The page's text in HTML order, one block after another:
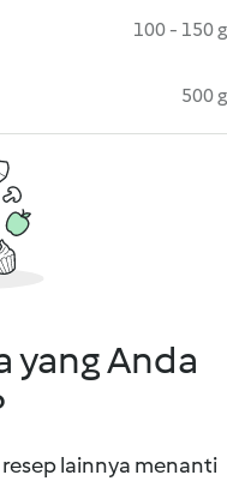
100 - 150 g
500 g
yang Anda
resep lainnya menanti